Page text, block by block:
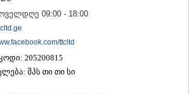
09:00 - 18:00
ttcltd
205200815
შპს თი თი სი